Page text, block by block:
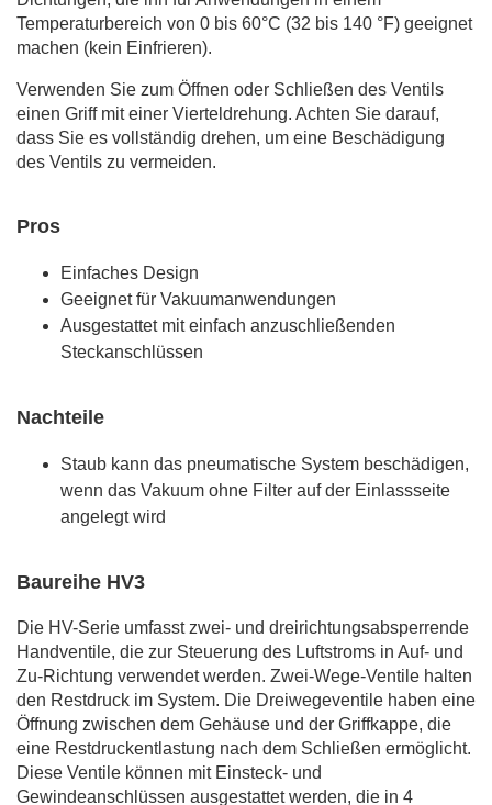
Temperaturbereich von 0 bis 60°C (32 bis 140 °F) geeignet
machen (kein Einfrieren).
Verwenden Sie zum Öffnen oder Schließen des Ventils
einen Griff mit einer Vierteldrehung. Achten Sie darauf,
dass Sie es vollständig drehen, um eine Beschädigung
des Ventils zu vermeiden.
Pros
Einfaches Design
Geeignet für Vakuumanwendungen
Ausgestattet mit einfach anzuschließenden
Steckanschlüssen
Nachteile
Staub kann das pneumatische System beschädigen,
wenn das Vakuum ohne Filter auf der Einlassseite
angelegt wird
Baureihe HV3
Die HV-Serie umfasst zwei- und dreirichtungsabsperrende
Handventile, die zur Steuerung des Luftstroms in Auf- und
Zu-Richtung verwendet werden. Zwei-Wege-Ventile halten
den Restdruck im System. Die Dreiwegeventile haben eine
Öffnung zwischen dem Gehäuse und der Griffkappe, die
eine Restdruckentlastung nach dem Schließen ermöglicht.
Diese Ventile können mit Einsteck- und
Gewindeanschlüssen ausgestattet werden, die in 4